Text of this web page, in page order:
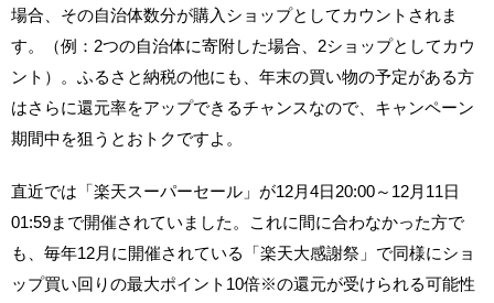
場合、その自治体数分が購入ショップとしてカウントされま
す。（例：2つの自治体に寄附した場合、2ショップとしてカウ
ント）。ふるさと納税の他にも、年末の買い物の予定がある方
はさらに還元率をアップできるチャンスなので、キャンペーン
期間中を狙うとおトクですよ。
直近では「楽天スーパーセール」が12月4日20:00～12月11日
01:59まで開催されていました。これに間に合わなかった方で
も、毎年12月に開催されている「楽天大感謝祭」で同様にショ
ップ買い回りの最大ポイント10倍※の還元が受けられる可能性